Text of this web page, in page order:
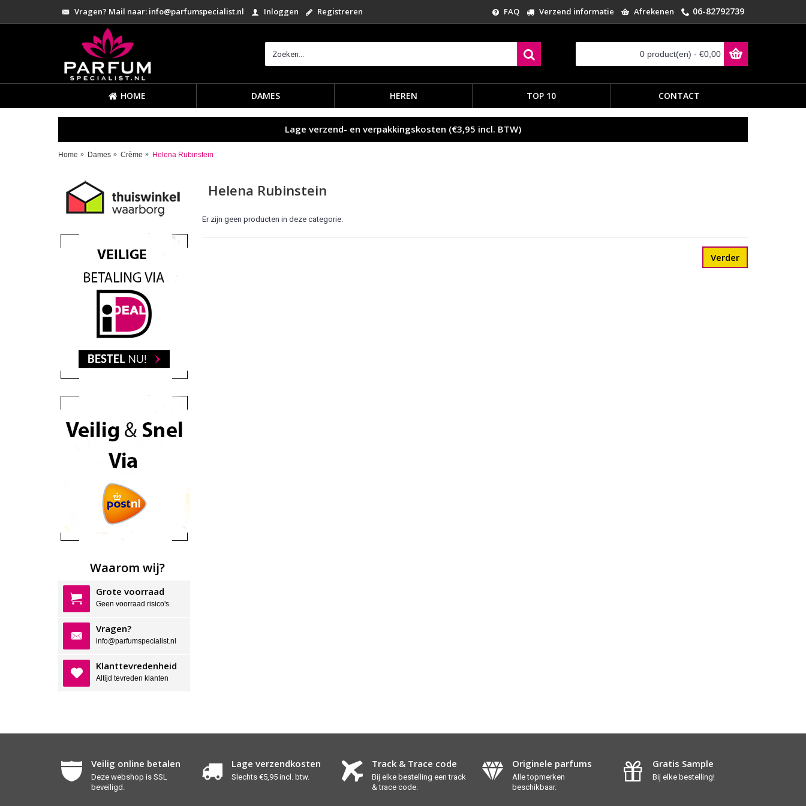
Vragen? Mail naar: info@parfumspecialist.nl Inloggen Registreren FAQ Verzend informatie Afrekenen 06-82792739
0 product(en) - €0,00
HOME DAMES HEREN TOP 10 CONTACT
Lage verzend- en verpakkingskosten (€3,95 incl. BTW)
Home Dames Crème Helena Rubinstein
Waarom wij?
Grote voorraad
Geen voorraad risico's
Vragen?
info@parfumspecialist.nl
Klanttevredenheid
Altijd tevreden klanten
Helena Rubinstein
Er zijn geen producten in deze categorie.
Verder
Veilig online betalen
Deze webshop is SSL
beveiligd.
Lage verzendkosten
Slechts €5,95 incl. btw.
Track & Trace code
Bij elke bestelling een track
& trace code.
Originele parfums
Alle topmerken
beschikbaar.
Gratis Sample
Bij elke bestelling!